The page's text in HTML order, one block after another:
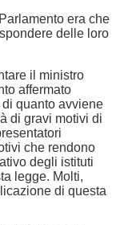
era che
delle loro
il ministro
affermato
quanto avviene
di gravi motivi di
che rendono
degli istituti
legge. Molti,
di questa